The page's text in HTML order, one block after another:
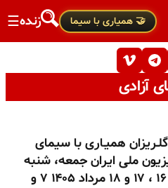
🤝 همیاری با سیما زنده☰
آزادی
همیـاری با سیمای
ملی ایران جمعه، شنبه
و یکشنبه ۱۶ ، ۱۷ و ۱۸ مرداد ۱۴۰۵ ۷ و